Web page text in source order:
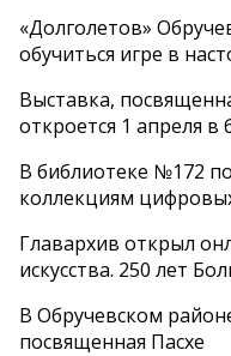
«Долголетов»
обучиться игре в
Выставка,
откроется 1 апреля
В библиотеке №172
коллекциям
Главархив открыл
искусства. 250 лет
В Обручевском
посвященная Пасхе